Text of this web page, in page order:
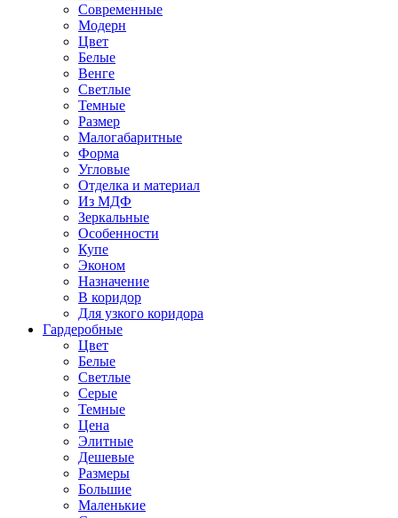
Современные
Модерн
Цвет
Белые
Венге
Светлые
Темные
Размер
Малогабаритные
Форма
Угловые
Отделка и материал
Из МДФ
Зеркальные
Особенности
Купе
Эконом
Назначение
В коридор
Для узкого коридора
Гардеробные
Цвет
Белые
Светлые
Серые
Темные
Цена
Элитные
Дешевые
Размеры
Большие
Маленькие